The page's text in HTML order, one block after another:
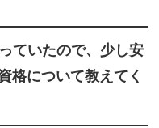
ていたので、少し安
格について教えてく